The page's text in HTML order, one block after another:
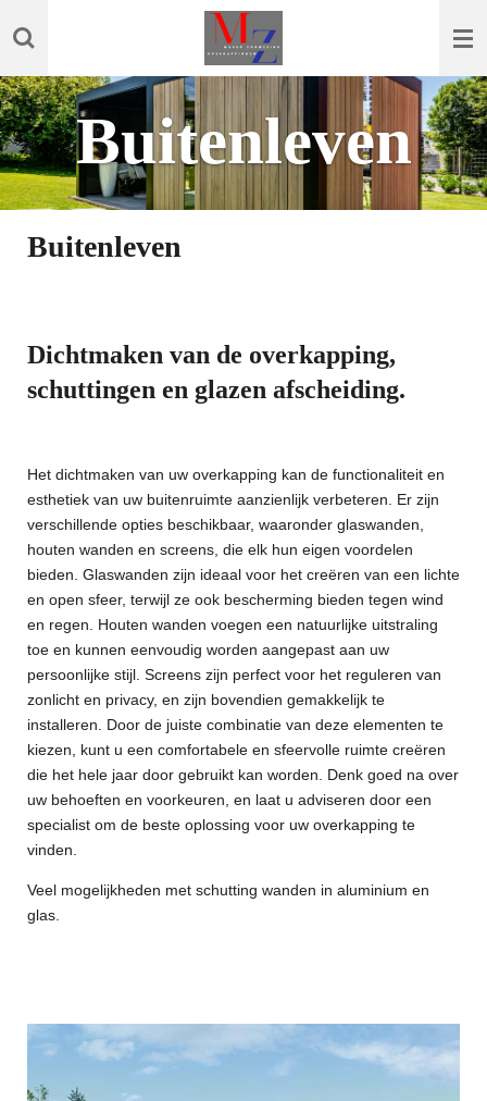
direct
de
hoofdinhoudBuitenleven
Buitenleven
Dichtmaken van de overkapping,
schuttingen en glazen afscheiding.
Het dichtmaken van uw overkapping kan de functionaliteit en
esthetiek van uw buitenruimte aanzienlijk verbeteren. Er zijn
verschillende opties beschikbaar, waaronder glaswanden,
houten wanden en screens, die elk hun eigen voordelen
bieden. Glaswanden zijn ideaal voor het creëren van een lichte
en open sfeer, terwijl ze ook bescherming bieden tegen wind
en regen. Houten wanden voegen een natuurlijke uitstraling
toe en kunnen eenvoudig worden aangepast aan uw
persoonlijke stijl. Screens zijn perfect voor het reguleren van
zonlicht en privacy, en zijn bovendien gemakkelijk te
installeren. Door de juiste combinatie van deze elementen te
kiezen, kunt u een comfortabele en sfeervolle ruimte creëren
die het hele jaar door gebruikt kan worden. Denk goed na over
uw behoeften en voorkeuren, en laat u adviseren door een
specialist om de beste oplossing voor uw overkapping te
vinden.
Veel mogelijkheden met schutting wanden in aluminium en
glas.